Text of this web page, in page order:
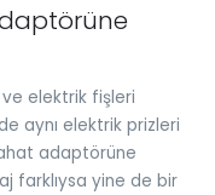
elektrik fişleri
aynı elektrik prizleri
adaptörüne
farklıysa yine de bir